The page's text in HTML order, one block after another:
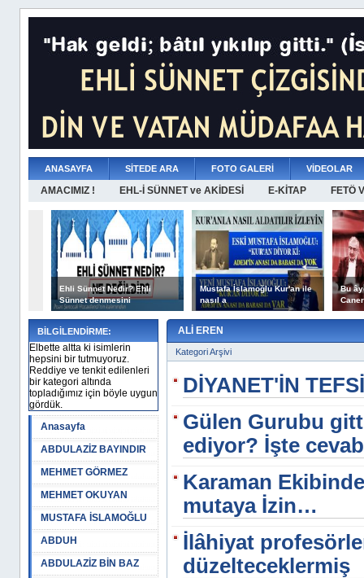
ANASAYFA SİTEDE ARA FOTO GALERİ VİDEOLAR
AMACIMIZ ! EHL-İ SÜNNET ve AKİDESİ E-KİTAP FETÖ
Ehli Sünnet Nedir? Ehli
Sünnet denmesini
Mustafa İslamoğlu Kur'an ile
nasıl a
Bu
BİLGİLENDİRME:
Elbette altta ki isimlerin
hepsini bir tutmuyoruz.
Reddiye ve tenkit edilenleri
bir kategori altında
topladığımız için böyle uygun
gördük.
Anasayfa
ABDULAZİZ BAYINDIR
MEHMET GÖRMEZ
MEHMET OKUYAN
MUSTAFA İSLAMOĞLU
ABDUH
ABDULAZİZ BİN BAZ
ALİ EREN
Kategori Arşivi
DİYANET'İN
Gülen Gurubu
ediyor? İşte
Karaman
mutaya İzin…
İlâhiyat
düzelteceklermiş